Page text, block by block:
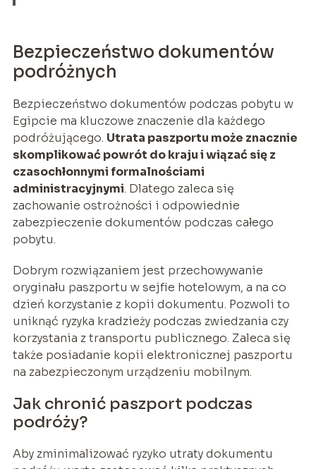
Bezpieczeństwo dokumentów
podróżnych
Bezpieczeństwo dokumentów podczas pobytu w
Egipcie ma kluczowe znaczenie dla każdego
podróżującego. Utrata paszportu może znacznie
skomplikować powrót do kraju i wiązać się z
czasochłonnymi formalnościami
administracyjnymi. Dlatego zaleca się
zachowanie ostrożności i odpowiednie
zabezpieczenie dokumentów podczas całego
pobytu.
Dobrym rozwiązaniem jest przechowywanie
oryginału paszportu w sejfie hotelowym, a na co
dzień korzystanie z kopii dokumentu. Pozwoli to
uniknąć ryzyka kradzieży podczas zwiedzania czy
korzystania z transportu publicznego. Zaleca się
także posiadanie kopii elektronicznej paszportu
na zabezpieczonym urządzeniu mobilnym.
Jak chronić paszport podczas
podróży?
Aby zminimalizować ryzyko utraty dokumentu